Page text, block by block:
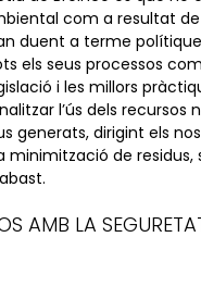
com a resultat de
duent a terme
els seus processos
i les millors
l’ús dels recursos
generats, dirigint els
minimització de residus,
AMB LA